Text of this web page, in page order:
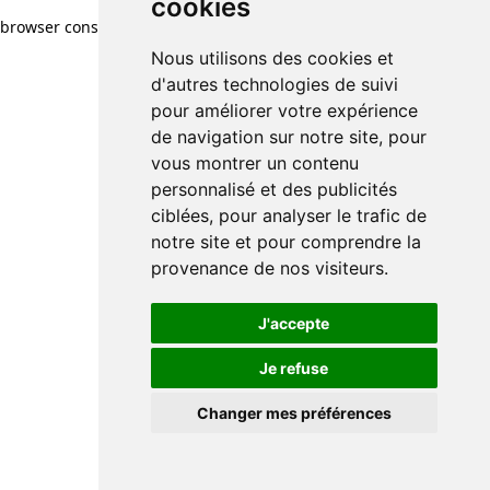
cookies
Nous utilisons des cookies et
d'autres technologies de suivi
pour améliorer votre expérience
de navigation sur notre site, pour
vous montrer un contenu
personnalisé et des publicités
ciblées, pour analyser le trafic de
notre site et pour comprendre la
provenance de nos visiteurs.
J'accepte
Je refuse
Changer mes préférences
browser console for more information)